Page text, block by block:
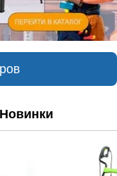
Новинки